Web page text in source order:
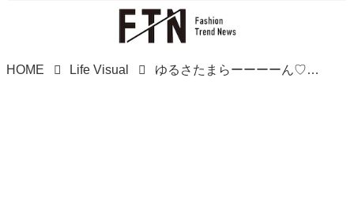
HOME Life Visual ゆるさたまらーーーーん♡【ガチャ】集めたくなる可愛さ！「キャラチャーム」